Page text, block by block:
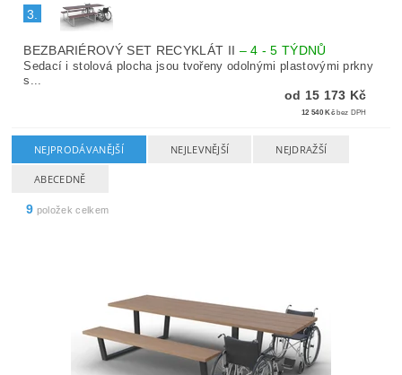
3.
BEZBARIÉROVÝ SET RECYKLÁT II –4 - 5 TÝDNŮ
Sedací i stolová plocha jsou tvořeny odolnými plastovými prkny
s...
od 15 173 Kč
12 540 Kč bez DPH
NEJPRODÁVANĚJŠÍ NEJLEVNĚJŠÍ NEJDRAŽŠÍ
ABECEDNĚ
9 položek celkem